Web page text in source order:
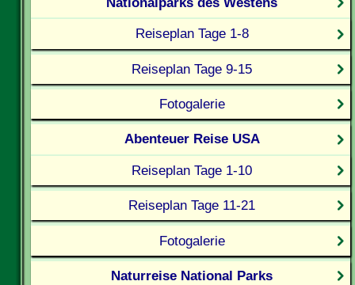
Reiseplan Tage 1-8
Reiseplan Tage 9-15
Fotogalerie
Abenteuer Reise USA
Reiseplan Tage 1-10
Reiseplan Tage 11-21
Fotogalerie
Naturreise National Parks